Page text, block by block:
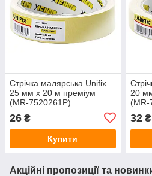
Стрічка малярська Unifix
25 мм x 20 м преміум
(MR-7520261P)
26 ₴
Купити
20
(MR-
32₴
Акційні пропозиції та